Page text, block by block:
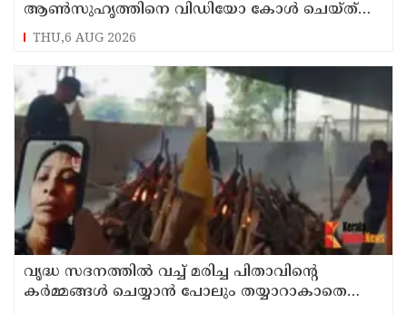
ആണ്‍സുഹൃത്തിനെ വിഡിയോ കോള്‍ ചെയ്ത്
യുവതി ജീവനൊടുക്കി
THU,6 AUG 2026
വൃദ്ധ സദനത്തില്‍ വച്ച് മരിച്ച പിതാവിന്റെ
കര്‍മ്മങ്ങള്‍ ചെയ്യാന്‍ പോലും തയ്യാറാകാതെ